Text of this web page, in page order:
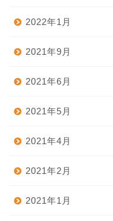
2022年1月
2021年9月
2021年6月
2021年5月
2021年4月
2021年2月
2021年1月